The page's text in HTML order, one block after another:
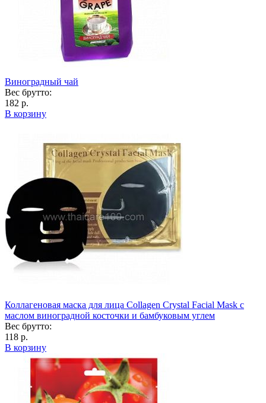
Виноградный чай
Вес брутто:
182 р.
В корзину
Коллагеновая маска для лица Collagen Crystal Facial Mask с
маслом виноградной косточки и бамбуковым углем
Вес брутто:
118 р.
В корзину